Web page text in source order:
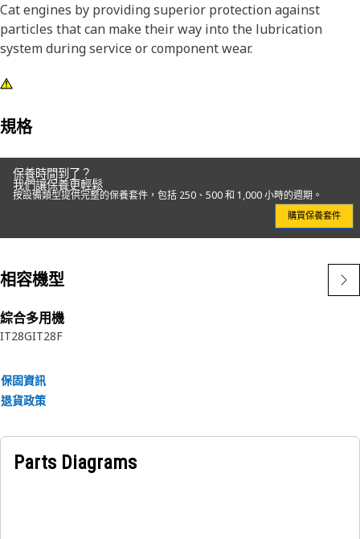
Cat engines by providing superior protection against
particles that can make their way into the lubrication
system during service or component wear.
規格
保養時間到了？
我們讓保養更輕鬆
按設備類型提供完整的保養套件，包括 250、500 和 1,000 小時的週期。
購買保養套件
相容機型
綜合多用機
IT28GIT28F
保固資訊
退貨政策
Parts Diagrams